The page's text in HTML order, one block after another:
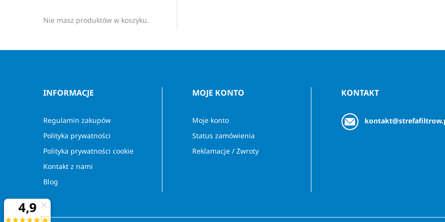
Nie masz produktów w koszyku.
INFORMACJE
Regulamin zakupów
Polityka prywatności
Polityka prywatności cookie
Kontakt z nami
Blog
MOJE KONTO
Moje konto
Status zamówienia
Reklamacje / Zwroty
KONTAKT